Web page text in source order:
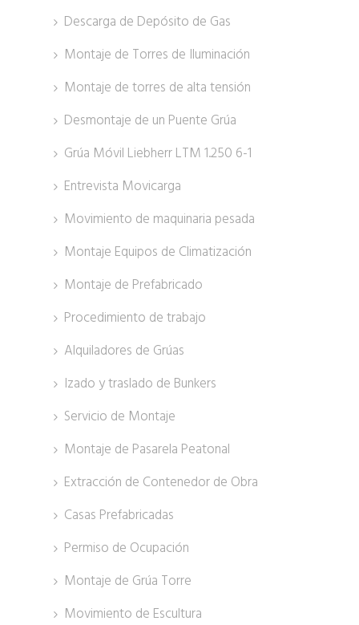
Descarga de Depósito de Gas
Montaje de Torres de Iluminación
Montaje de torres de alta tensión
Desmontaje de un Puente Grúa
Grúa Móvil Liebherr LTM 1.250 6-1
Entrevista Movicarga
Movimiento de maquinaria pesada
Montaje Equipos de Climatización
Montaje de Prefabricado
Procedimiento de trabajo
Alquiladores de Grúas
Izado y traslado de Bunkers
Servicio de Montaje
Montaje de Pasarela Peatonal
Extracción de Contenedor de Obra
Casas Prefabricadas
Permiso de Ocupación
Montaje de Grúa Torre
Movimiento de Escultura